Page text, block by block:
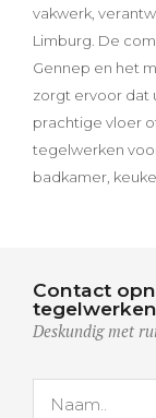
vakwerk,
Limburg. De
Gennep en het
zorgt ervoor dat
prachtige vloer
tegelwerken
badkamer,
Contact
tegelwerken
Deskundig met